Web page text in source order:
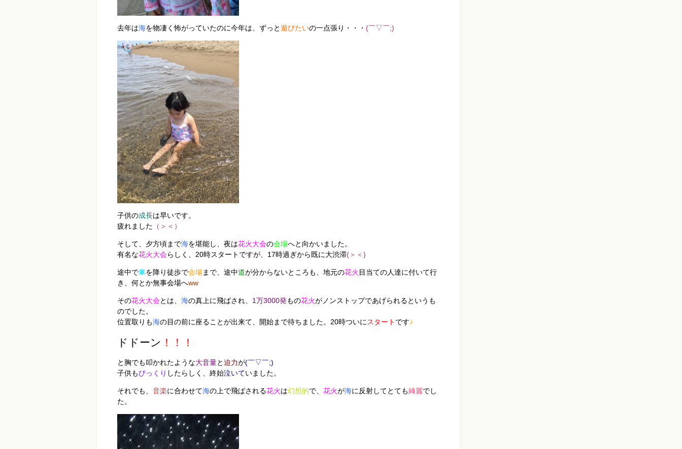
去年は海を物凄く怖がっていたのに今年は、ずっと遊びたいの一点張り・・・ (￣▽￣;)
子供の成長は早いです。
疲れました （＞＜）
そして、夕方頃まで海を堪能し、夜は花火大会の会場へと向かいました。
有名な花火大会らしく、20時スタートですが、17時過ぎから既に大渋滞(＞＜)
途中で車を降り徒歩で会場まで、途中道が分からないところも、地元の花火 目当ての人達に付いて行
き、何とか無事会場へww
その花火大会とは、 海の真上に飛ばされ、 1万3000発もの花火がノンストップであげられるというも
のでした。
位置取りも海の目の前に座ることが出来て、開始まで待ちました。20時ついに スタート です♪
ドドーン ！！！
と胸でも叩かれたような大音量と迫力が(￣▽￣;)
子供もびっくり したらしく、終始泣いていました。
それでも、 音楽に合わせて海の上で飛ばされる花火は幻想的で、 花火が海に反射してとても綺麗でし
た。